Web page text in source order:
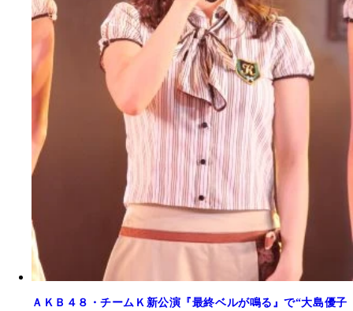
ＡＫＢ４８・チームＫ新公演『最終ベルが鳴る』で“大島優子